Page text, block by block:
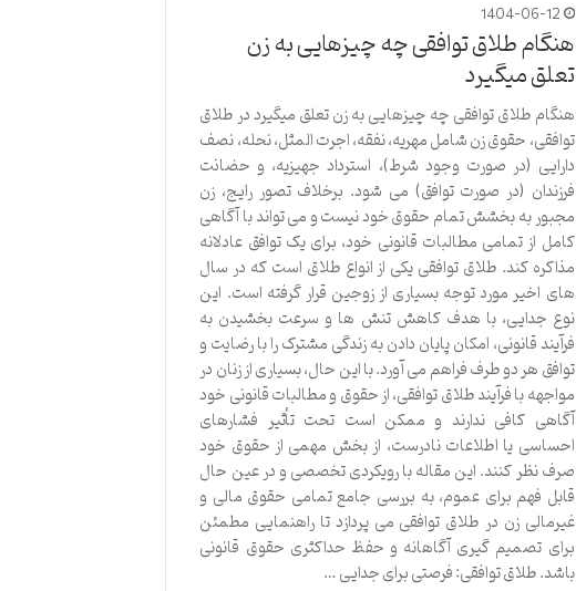
1404-06-12
هنگام طلاق توافقی چه چیزهایی به زن
تعلق میگیرد
هنگام طلاق توافقی چه چیزهایی به زن تعلق میگیرد در طلاق
توافقی، حقوق زن شامل مهریه، نفقه، اجرت المثل، نحله، نصف
دارایی (در صورت وجود شرط)، استرداد جهیزیه، و حضانت
فرزندان (در صورت توافق) می شود. برخلاف تصور رایج، زن
مجبور به بخشش تمام حقوق خود نیست و می تواند با آگاهی
کامل از تمامی مطالبات قانونی خود، برای یک توافق عادلانه
مذاکره کند. طلاق توافقی یکی از انواع طلاق است که در سال
های اخیر مورد توجه بسیاری از زوجین قرار گرفته است. این
نوع جدایی، با هدف کاهش تنش ها و سرعت بخشیدن به
فرآیند قانونی، امکان پایان دادن به زندگی مشترک را با رضایت و
توافق هر دو طرف فراهم می آورد. با این حال، بسیاری از زنان در
مواجهه با فرآیند طلاق توافقی، از حقوق و مطالبات قانونی خود
آگاهی کافی ندارند و ممکن است تحت تأثیر فشارهای
احساسی یا اطلاعات نادرست، از بخش مهمی از حقوق خود
صرف نظر کنند. این مقاله با رویکردی تخصصی و در عین حال
قابل فهم برای عموم، به بررسی جامع تمامی حقوق مالی و
غیرمالی زن در طلاق توافقی می پردازد تا راهنمایی مطمئن
برای تصمیم گیری آگاهانه و حفظ حداکثری حقوق قانونی
باشد. طلاق توافقی: فرصتی برای جدایی …